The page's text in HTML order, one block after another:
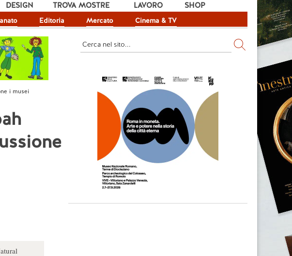
Editoria Mercato Cinema & TV
DESIGN TROVA MOSTRE LAVORO SHOP
i musei